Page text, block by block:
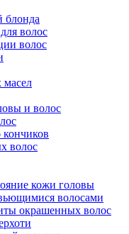
блонда
волос
волос
масел
и волос
кончиков
волос
кожи головы
волосами
окрашенных волос